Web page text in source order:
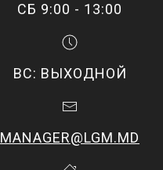
СБ 9:00 - 13:00
ВС: ВЫХОДНОЙ
MANAGER@LGM.MD